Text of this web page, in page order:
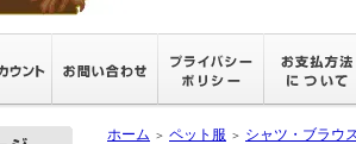
ホーム ＞ ペット服 ＞ シャツ・ブラウ